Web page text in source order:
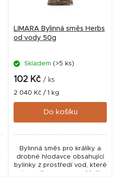
LIMARA Bylinná směs Herbs
od vody 50g
Skladem (>5 ks)
102 Kč / ks
Měrná
cena:
2 040 Kč / 1 kg
Do košíku
Bylinná směs pro králíky a
drobné hlodavce obsahující
bylinky z prostředí vod, které